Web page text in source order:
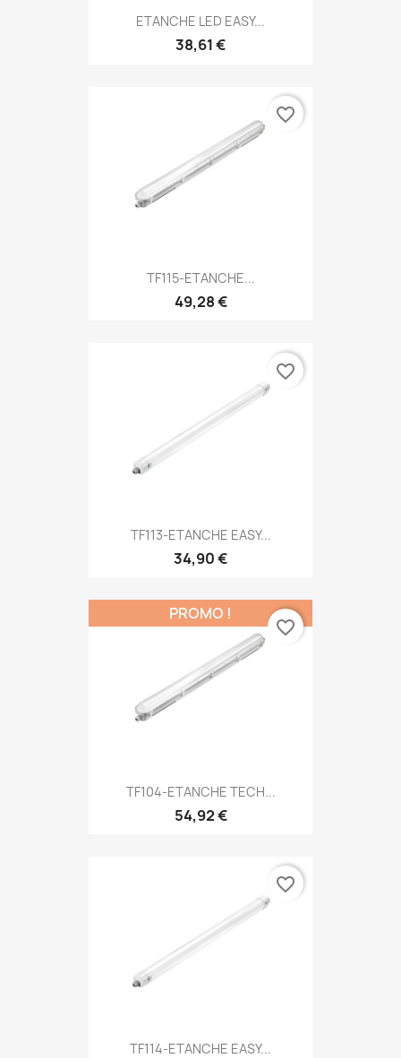
ETANCHE LED EASY...
38,61 €
TF115-ETANCHE...
49,28 €
favorite_border
TF113-ETANCHE EASY...
34,90 €
favorite_border
TF104-ETANCHE TECH...
54,92 €
PROMO !
favorite_border
TF114-ETANCHE EASY...
favorite_border